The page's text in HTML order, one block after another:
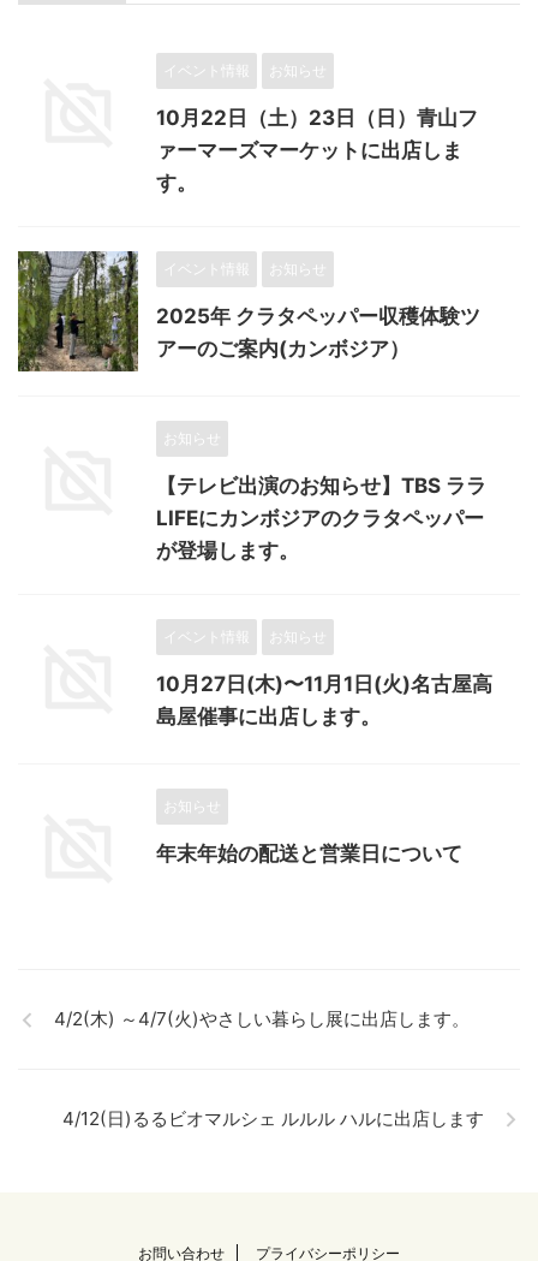
イベント情報 お知らせ
10月22日（土）23日（日）青山フ
ァーマーズマーケットに出店しま
す。
イベント情報 お知らせ
2025年 クラタペッパー収穫体験ツ
アーのご案内(カンボジア）
お知らせ
【テレビ出演のお知らせ】TBS ララ
LIFEにカンボジアのクラタペッパー
が登場します。
イベント情報 お知らせ
10月27日(木)〜11月1日(火)名古屋高
島屋催事に出店します。
お知らせ
年末年始の配送と営業日について
4/2(木) ～4/7(火)やさしい暮らし展に出店します。
4/12(日)るるビオマルシェ ルルル ハルに出店します
お問い合わせ プライバシーポリシー